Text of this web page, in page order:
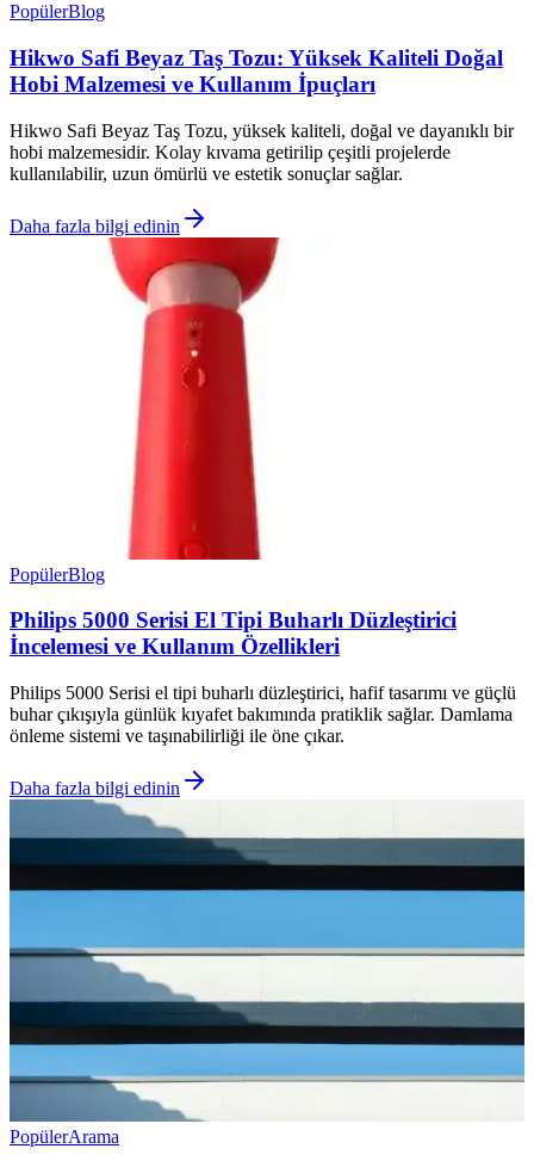
PopülerBlog
Hikwo Safi Beyaz Taş Tozu: Yüksek Kaliteli Doğal
Hobi Malzemesi ve Kullanım İpuçları
Hikwo Safi Beyaz Taş Tozu, yüksek kaliteli, doğal ve dayanıklı bir
hobi malzemesidir. Kolay kıvama getirilip çeşitli projelerde
kullanılabilir, uzun ömürlü ve estetik sonuçlar sağlar.
Daha fazla bilgi edinin
PopülerBlog
Philips 5000 Serisi El Tipi Buharlı Düzleştirici
İncelemesi ve Kullanım Özellikleri
Philips 5000 Serisi el tipi buharlı düzleştirici, hafif tasarımı ve güçlü
buhar çıkışıyla günlük kıyafet bakımında pratiklik sağlar. Damlama
önleme sistemi ve taşınabilirliği ile öne çıkar.
Daha fazla bilgi edinin
PopülerArama